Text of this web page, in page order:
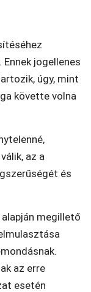
jogellenes
úgy, mint
követte volna
az a
és
megillető
az erre
esetén